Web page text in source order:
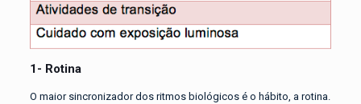
1- Rotina
O maior sincronizador dos ritmos biológicos é o hábito, a rotina.